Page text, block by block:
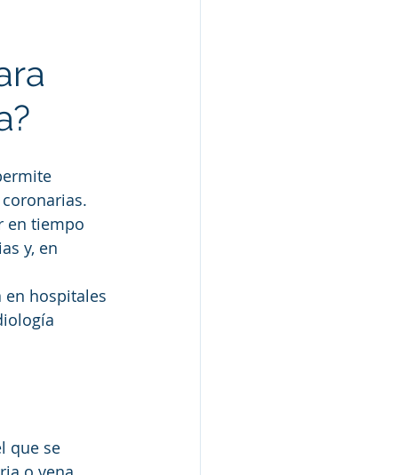
en tiempo
y, en
en hospitales
que se